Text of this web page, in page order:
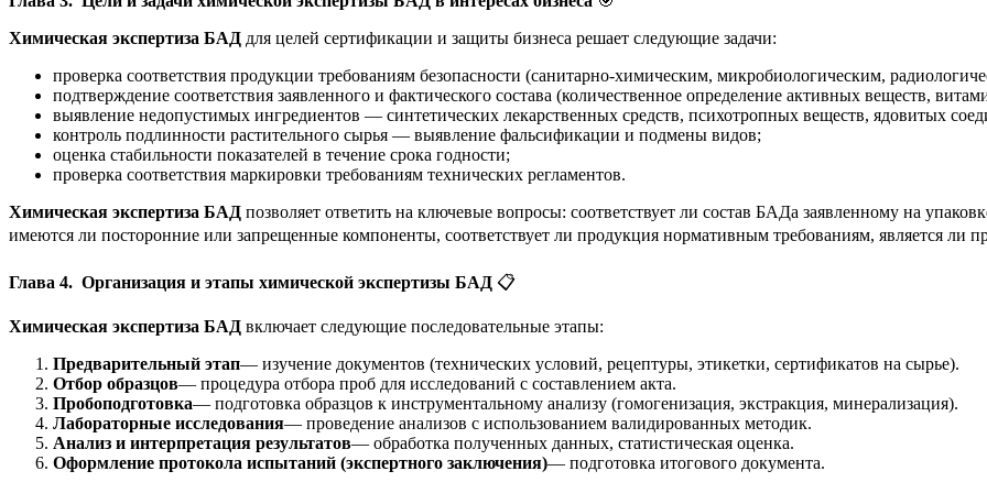
Химическая экспертиза БАД для целей сертификации и защиты бизнеса решает следующие задачи:
проверка соответствия продукции требованиям безопасности (санитарно-химическим, микробиологическим,
подтверждение соответствия заявленного и фактического состава (количественное определение активных веществ,
выявление недопустимых ингредиентов — синтетических лекарственных средств, психотропных веществ, ядовитых
контроль подлинности растительного сырья — выявление фальсификации и подмены видов;
оценка стабильности показателей в течение срока годности;
проверка соответствия маркировки требованиям технических регламентов.
Химическая экспертиза БАД позволяет ответить на ключевые вопросы: соответствует ли состав БАДа заявленному на
имеются ли посторонние или запрещенные компоненты, соответствует ли продукция нормативным требованиям, является ли
Глава 4. Организация и этапы химической экспертизы БАД 📋
Химическая экспертиза БАД включает следующие последовательные этапы:
Предварительный этап— изучение документов (технических условий, рецептуры, этикетки, сертификатов на сырье).
Отбор образцов— процедура отбора проб для исследований с составлением акта.
Пробоподготовка— подготовка образцов к инструментальному анализу (гомогенизация, экстракция, минерализация).
Лабораторные исследования— проведение анализов с использованием валидированных методик.
Анализ и интерпретация результатов— обработка полученных данных, статистическая оценка.
Оформление протокола испытаний (экспертного заключения)— подготовка итогового документа.